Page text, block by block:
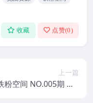
收藏 点赞(0)
上一篇
空间 NO.005期 【4